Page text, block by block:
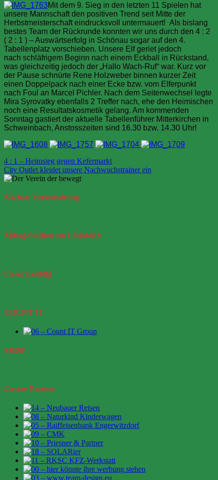
Mit dem 9. Sieg in den letzten 11 Spielen hat
unsere Mannschaft den positiven Trend seit Mitte der
Herbstmeisterschaft eindrucksvoll untermauert! Als bislang
bestes Team der Rückrunde konnten wir uns durch den 4 : 2
( 2 : 1 ) – Auswärtserfolg in Schönau sogar auf den 4.
Tabellenplatz vorschieben. Unsere Elf geriet jedoch
nach schläfrigem Beginn nach einem Eckball in Rückstand,
was gleichzeitig jedoch der „Hallo Wach-Ruf“ war. Kurz vor
der Pause schnürte Rene Holzweber binnen kurzer Zeit
einen Doppelpack nach einer Ecke bzw. vom Elferpunkt
nach Foul an Marcel Pichler. Nach dem Seitenwechsel legte
Mira Syrovatky ebenfalls 2 Treffer nach, ehe den Heimischen
noch eine Resultatskosmetik gelang. Am kommenden
Sonntag gastiert der aktuelle Tabellenführer Mitterkirchen in
Schweinbach, Anstosszeiten sind 16.30 bzw. 14.30 Uhr!
Beitragsnavigation
4 : 1 – Heimsieg gegen Kefermarkt
City Outlet kleidet unsere Nachwuchstrainer ein
Nächste Veranstaltung
Mibag-Stadion am Lådabåch
Unser Leitbild
COUNT IT
SHOP
Unsere Partner